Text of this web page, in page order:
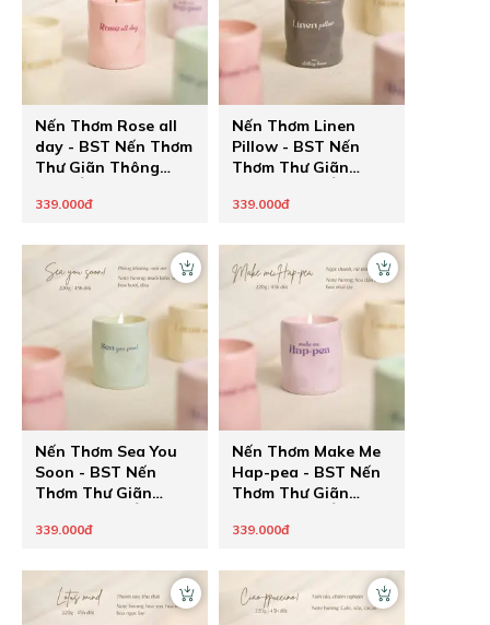
Nến Thơm Rose all
day - BST Nến Thơm
Thư Giãn Thông
Pastel của The
Tặng Chữa Lành
Cho Người Thương
339.000đ
Nến Thơm Linen
Pillow - BST Nến
Thơm Thư Giãn
Healing Pastel của
Quà Tặng Chữa
Lành Cho Người
Thương
339.000đ
Nến Thơm Sea You
Soon - BST Nến
Thơm Thư Giãn
Healing Pastel của
Quà Tặng Chữa
Lành Cho Người
Thương
339.000đ
Nến Thơm Make Me
Hap-pea - BST Nến
Thơm Thư Giãn
Healing Pastel của
Quà Tặng Chữa
Lành Cho Người
Thương
339.000đ